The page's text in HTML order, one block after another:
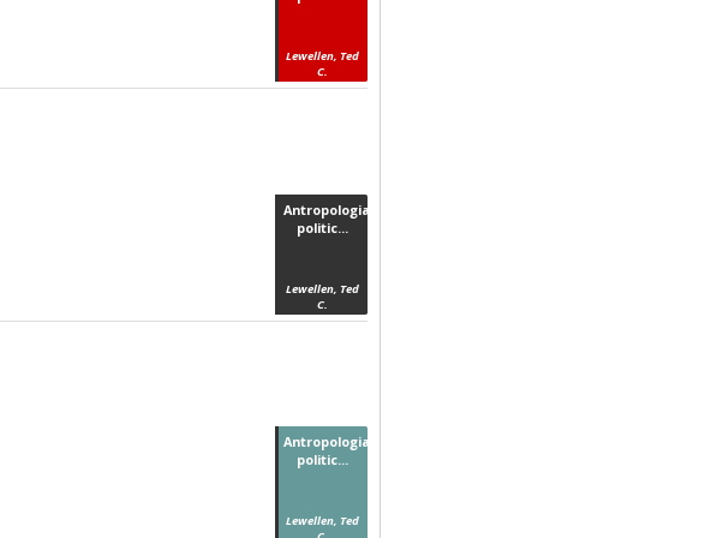
Lewellen, Ted
C.
Antropologia
politic...
Lewellen, Ted
C.
Antropologia
politic...
Lewellen, Ted